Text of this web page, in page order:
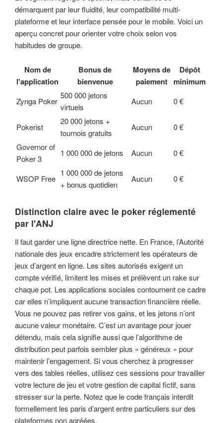
démarquent par leur fluidité, leur compatibilité multi-
plateforme et leur interface pensée pour le mobile. Voici un
aperçu concret pour orienter votre choix selon vos
habitudes de groupe.
Nom de
l'application
Bonus de
bienvenue
Moyens de
paiement
Dépôt
minimum
Zynga Poker
500 000 jetons
virtuels
Aucun 0 €
Pokerist
20 000 jetons +
tournois gratuits
Aucun
0 €
Governor of
Poker 3
1 000 000 de jetons Aucun 0 €
WSOP Free
1 000 000 de jetons
+ bonus quotidien
Aucun 0 €
Distinction claire avec le poker réglementé
par l'ANJ
Il faut garder une ligne directrice nette. En France, l’Autorité
nationale des jeux encadre strictement les opérateurs de
jeux d’argent en ligne. Les sites autorisés exigent un
compte vérifié, limitent les mises et prélèvent un rake sur
chaque pot. Les applications sociales contournent ce cadre
car elles n’impliquent aucune transaction financière réelle.
Vous ne pouvez pas retirer vos gains, et les jetons n’ont
aucune valeur monétaire. C’est un avantage pour jouer
détendu, mais cela signifie aussi que l’algorithme de
distribution peut parfois sembler plus « généreux » pour
maintenir l’engagement. Si vous cherchez à progresser
vers des tables réelles, utilisez ces sessions pour travailler
votre lecture de jeu et votre gestion de capital fictif, sans
stresser sur la perte. Notez que le code français interdit
formellement les paris d’argent entre particuliers sur des
plateformes non agréées.